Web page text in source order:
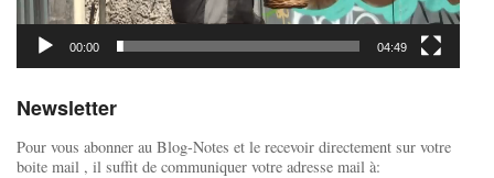
00:00 04:49
Newsletter
Pour vous abonner au Blog-Notes et le recevoir directement sur votre
boite mail , il suffit de communiquer votre adresse mail à: